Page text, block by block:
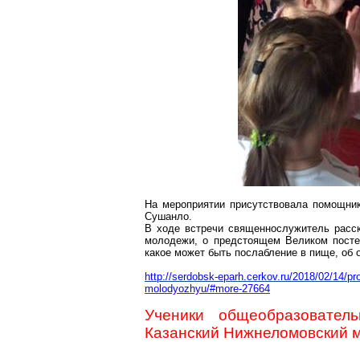
На мероприятииприсутствовала
Сушанло.
В ходе встречи священнослужитель
молодежи, о предстоящем Великом
какое может быть послабление в пище, об
http://serdobsk-eparh.cerkov.ru/2018/02/14/
molodyozhyu/#more-27664
Ученики
Казанский Нижнеломовский